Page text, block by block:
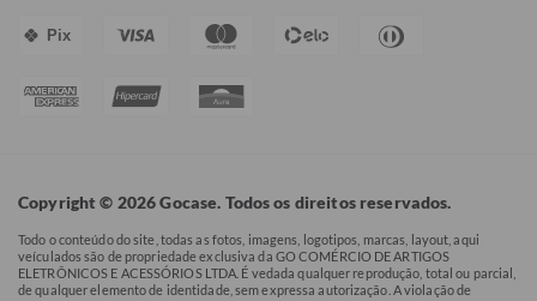
Pix
Copyright © 2026 Gocase. Todos os direitos reservados.
Todo o conteúdo do site, todas as fotos, imagens, logotipos, marcas, layout, aqui
veículados são de propriedade exclusiva da GO COMÉRCIO DE ARTIGOS
ELETRÔNICOS E ACESSÓRIOS LTDA. É vedada qualquer reprodução, total ou parcial,
de qualquer elemento de identidade, sem expressa autorização. A violação de